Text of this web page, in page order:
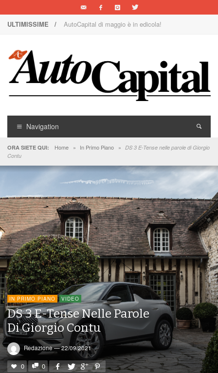
ULTIMISSIME / AutoCapital di maggio è in edicola!
1000 Miglia: un team rosa sulla rossa
Il Concorso Villa d’Este è ai nastri di partenza
I SUV Premium Omoda & Jaecoo
AutoCapital di marzo è in edicola!
AutoCapital di febbraio è in edicola!
E Luce sia!
Navigation
ORA SIETE QUI: Home » In Primo Piano »
DS 3 E-Tense nelle parole di Giorgio
Contu
IN PRIMO PIANO VIDEO
DS 3 E-Tense Nelle Parole
Di Giorgio Contu
Redazione—22/09/2021
0 0